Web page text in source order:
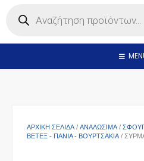
search
ΑΡΧΙΚΉ ΣΕΛΊΔΑ / ΑΝΑΛΩΣΙΜΑ /
ΒΕΤΈΞ - ΠΑΝΙΆ - ΒΟΥΡΤΣΆΚΙΑ /